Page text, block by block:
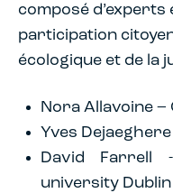
composé d’experts
participation
écologique et de la
Nora Allavoine
Yves Dejaeghere
David Farrell
university Dublin